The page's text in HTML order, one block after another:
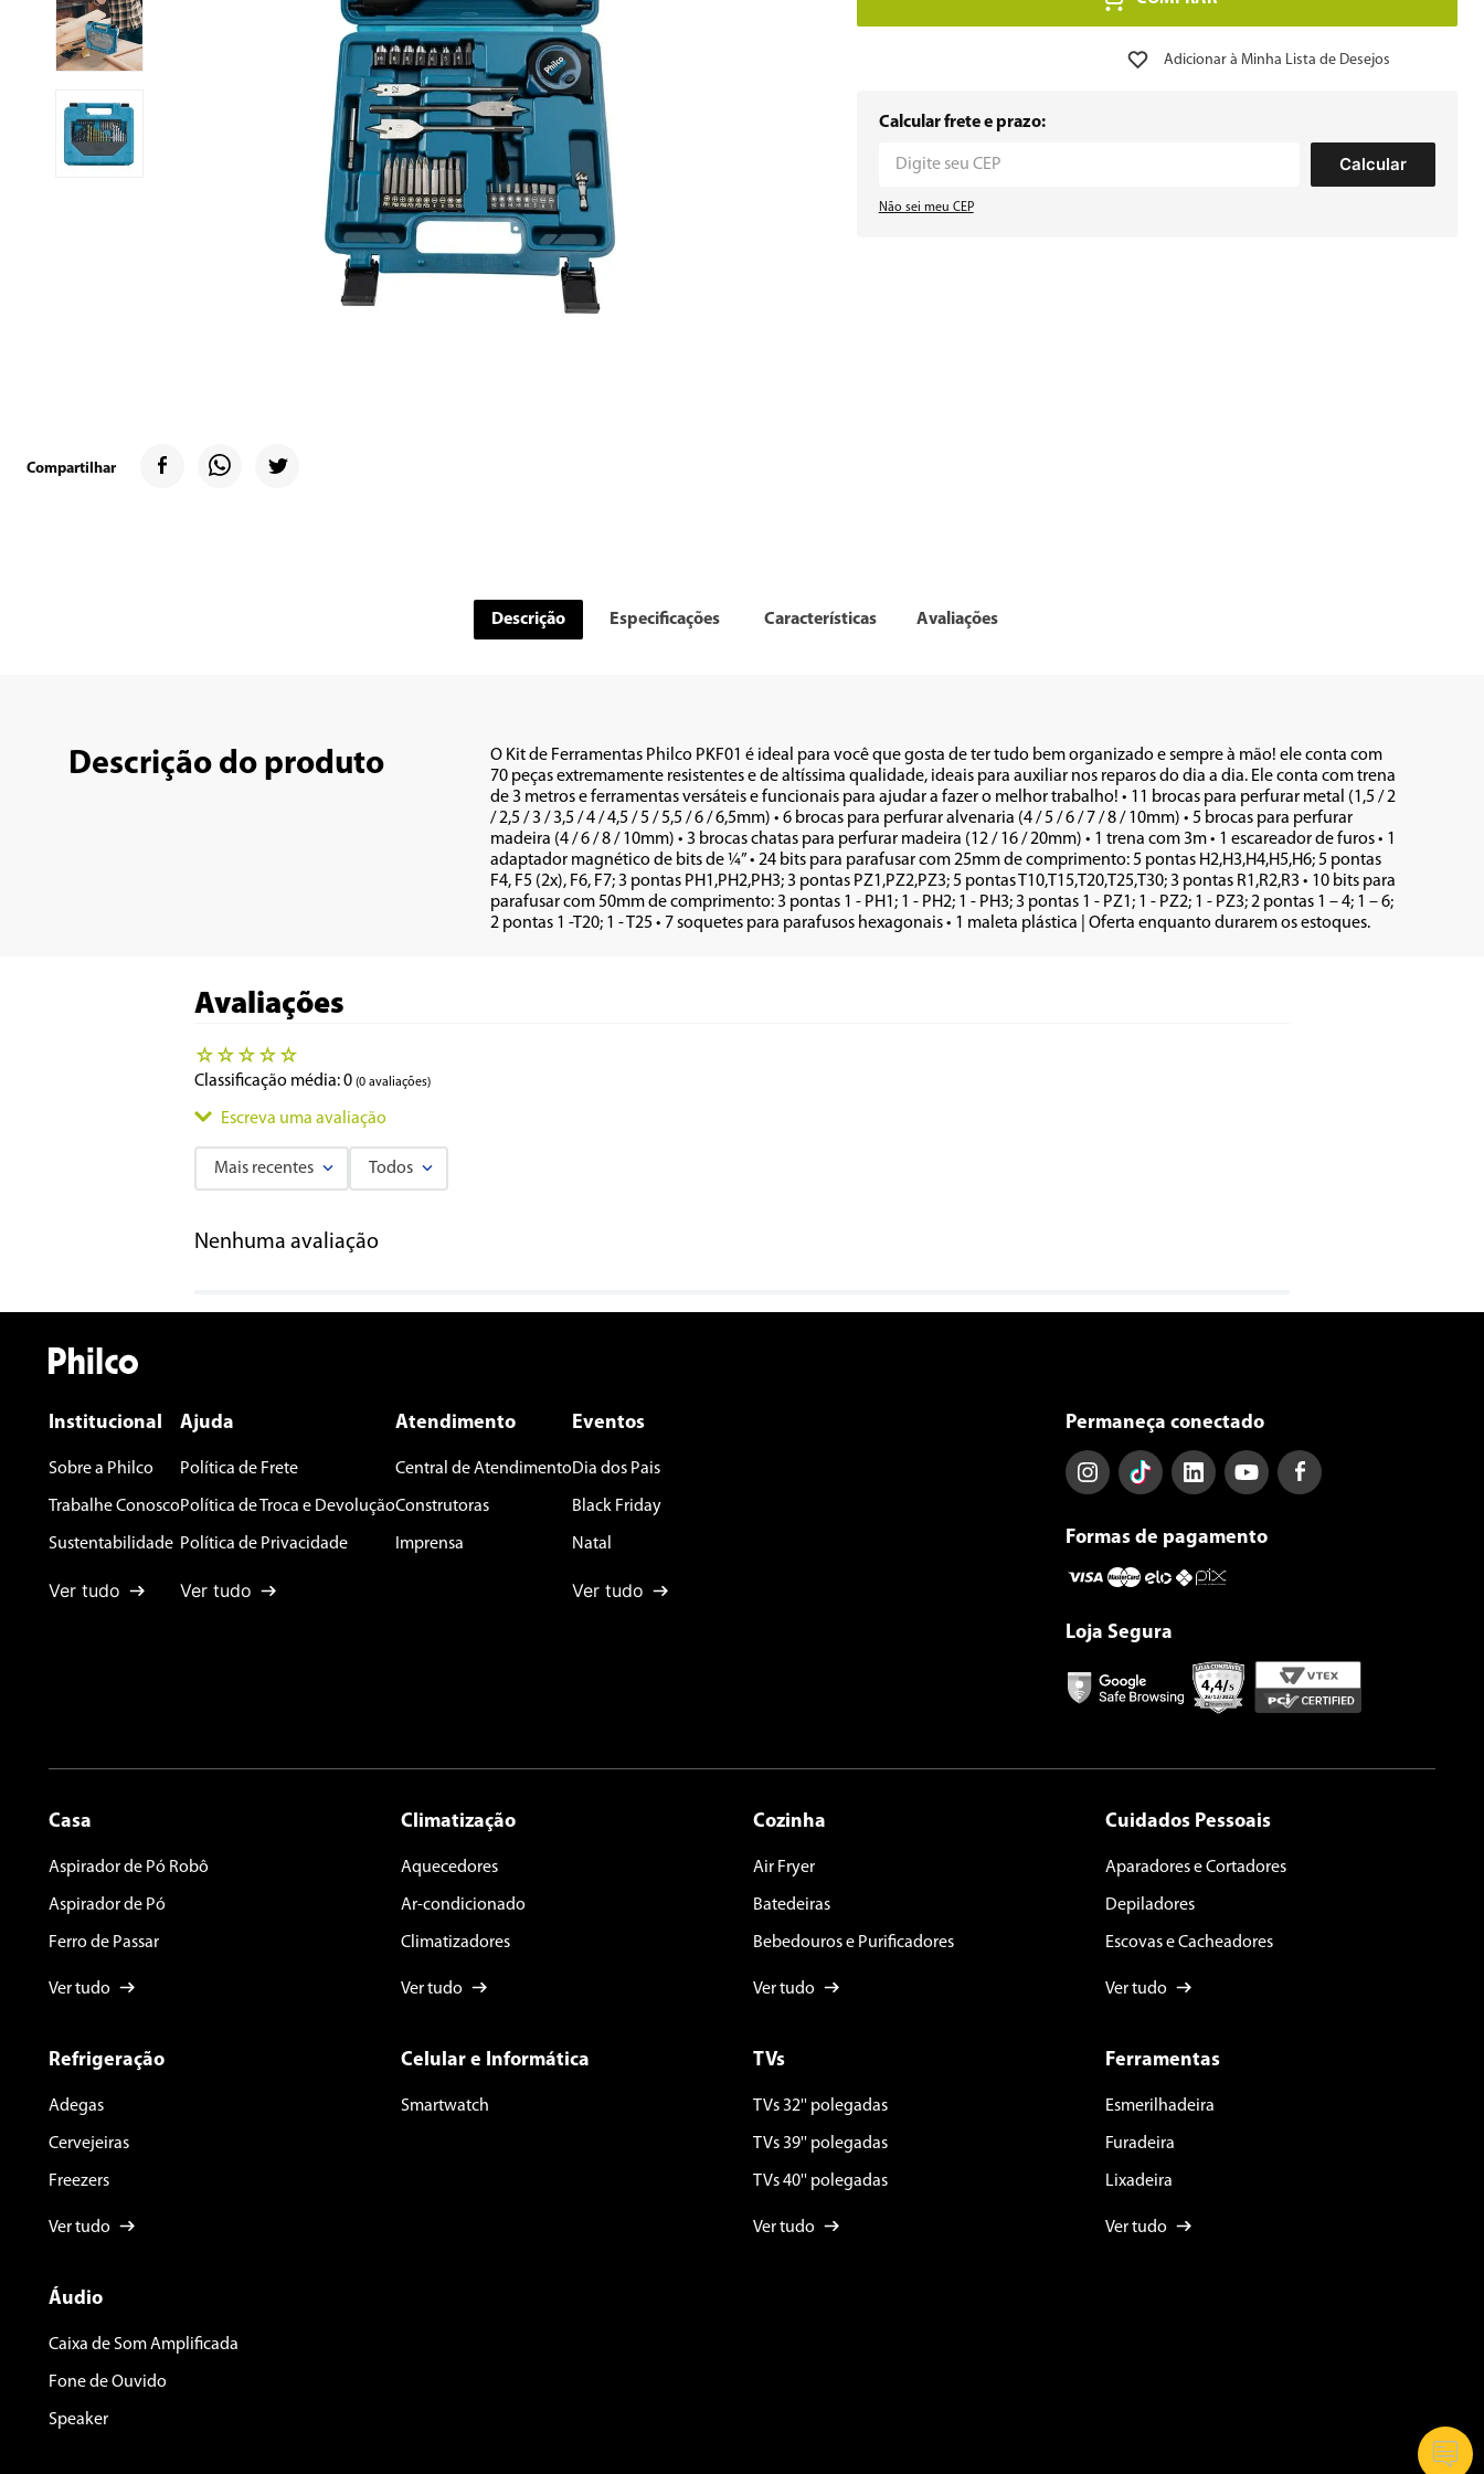
Compartilhar
Calcular frete e prazo:
Calcular
Não sei meu CEP
Descrição Especificações Características Avaliações
Descrição do produto
O Kit de Ferramentas Philco PKF01 é ideal para você que gosta de ter tudo bem organizado e sempre à mão! ele conta com
70 peças extremamente resistentes e de altíssima qualidade, ideais para auxiliar nos reparos do dia a dia. Ele conta com trena
de 3 metros e ferramentas versáteis e funcionais para ajudar a fazer o melhor trabalho! • 11 brocas para perfurar metal (1,5 / 2
/ 2,5 / 3 / 3,5 / 4 / 4,5 / 5 / 5,5 / 6 / 6,5mm) • 6 brocas para perfurar alvenaria (4 / 5 / 6 / 7 / 8 / 10mm) • 5 brocas para perfurar
madeira (4 / 6 / 8 / 10mm) • 3 brocas chatas para perfurar madeira (12 / 16 / 20mm) • 1 trena com 3m • 1 escareador de furos • 1
adaptador magnético de bits de ¼” • 24 bits para parafusar com 25mm de comprimento: 5 pontas H2,H3,H4,H5,H6; 5 pontas
F4, F5 (2x), F6, F7; 3 pontas PH1,PH2,PH3; 3 pontas PZ1,PZ2,PZ3; 5 pontas T10,T15,T20,T25,T30; 3 pontas R1,R2,R3 • 10 bits para
parafusar com 50mm de comprimento: 3 pontas 1 - PH1; 1 - PH2; 1 - PH3; 3 pontas 1 - PZ1; 1 - PZ2; 1 - PZ3; 2 pontas 1 – 4; 1 – 6;
2 pontas 1 -T20; 1 - T25 • 7 soquetes para parafusos hexagonais • 1 maleta plástica | Oferta enquanto durarem os estoques.
Avaliações
☆ ☆ ☆ ☆ ☆
Classificação média: 0 (0 avaliações)
Escreva uma avaliação
Título
Endereço de email
Escreva uma avaliação
Mais recentes Todos
Nenhuma avaliação
Institucional
Sobre a Philco
Trabalhe Conosco
Sustentabilidade
Ver tudo
Ajuda
Política de Frete
Política de Troca e Devolução
Política de Privacidade
Ver tudo
Atendimento
Central de Atendimento
Construtoras
Imprensa
Eventos
Dia dos Pais
Black Friday
Natal
Ver tudo
Permaneça conectado
Formas de pagamento
Loja Segura
Casa
Aspirador de Pó Robô
Aspirador de Pó
Ferro de Passar
Ver tudo
Climatização
Aquecedores
Ar-condicionado
Climatizadores
Ver tudo
Cozinha
Air Fryer
Batedeiras
Bebedouros e Purificadores
Ver tudo
Cuidados Pessoais
Aparadores e Cortadores
Depiladores
Escovas e Cacheadores
Ver tudo
Refrigeração
Adegas
Cervejeiras
Freezers
Ver tudo
Celular e Informática
Smartwatch
TVs
TVs 32'' polegadas
TVs 39'' polegadas
TVs 40'' polegadas
Ver tudo
Ferramentas
Esmerilhadeira
Furadeira
Lixadeira
Ver tudo
Áudio
Caixa de Som Amplificada
Fone de Ouvido
Speaker
9º geladeira
10 microondas